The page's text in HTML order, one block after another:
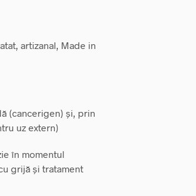
artizanal, Made in
(cancerigen) și, prin
uz extern)
în momentul
grijă și tratament